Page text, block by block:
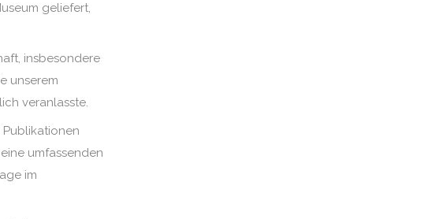
geliefert,
insbesondere
unserem
veranlasste.
Publikationen
umfassenden
im